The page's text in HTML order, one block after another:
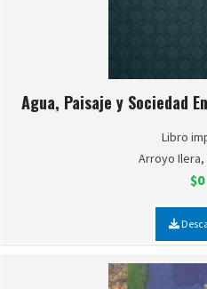
Agua, Paisaje y Sociedad
Libro
Arroyo Ilera,
$0